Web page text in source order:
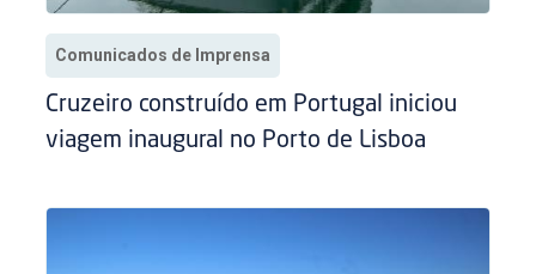
Comunicados de Imprensa
Cruzeiro construído em Portugal iniciou
viagem inaugural no Porto de Lisboa